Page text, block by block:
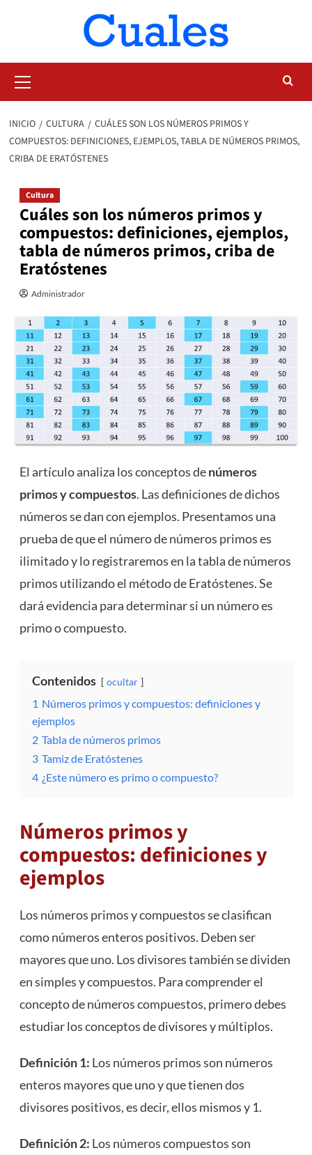
primario
INICIO CULTURA
CUÁLES SON LOS NÚMEROS PRIMOS Y
COMPUESTOS: DEFINICIONES, EJEMPLOS, TABLA DE NÚMEROS PRIMOS,
CRIBA DE ERATÓSTENES
Cultura
Cuáles son los números primos y
compuestos: definiciones, ejemplos,
tabla de números primos, criba de
Eratóstenes
Administrador
El artículo analiza los conceptos denúmeros
primos y compuestos. Las definiciones de dichos
números se dan con ejemplos. Presentamos una
prueba de que el número de números primos es
ilimitado y lo registraremos en la tabla de números
primos utilizando el método de Eratóstenes. Se
dará evidencia para determinar si un número es
primo o compuesto.
Contenidos ocultar
1 Números primos y compuestos: definiciones y
ejemplos
2 Tabla de números primos
3 Tamiz de Eratóstenes
4 ¿Este número es primo o compuesto?
Números primos y
compuestos: definiciones y
ejemplos
Los números primos y compuestos se clasifican
como números enteros positivos. Deben ser
mayores que uno. Los divisores también se dividen
en simples y compuestos. Para comprender el
concepto de números compuestos, primero debes
estudiar los conceptos de divisores y múltiplos.
Definición 1: Los números primos son números
enteros mayores que uno y que tienen dos
divisores positivos, es decir, ellos mismos y 1.
Definición 2: Los números compuestos son